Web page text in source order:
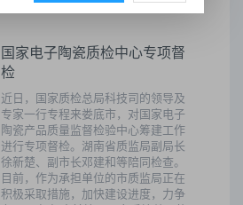
国家电子陶瓷质检中心专项督
检
近日，国家质检总局科技司的领导及
专家一行专程来娄底市，对国家电子
陶瓷产品质量监督检验中心筹建工作
进行专项督检。湖南省质监局副局长
徐新楚、副市长邓建和等陪同检查。
目前，作为承担单位的市质监局正在
积极采取措施，加快建设进度，力争